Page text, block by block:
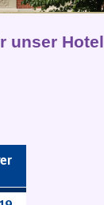
unser Hotel